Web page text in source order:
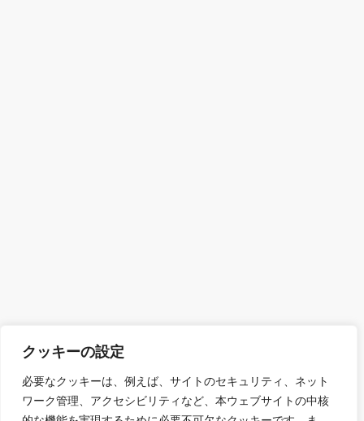
クッキーの設定
必要なクッキーは、例えば、サイトのセキュリティ、ネット
ワーク管理、アクセシビリティなど、本ウェブサイトの中核